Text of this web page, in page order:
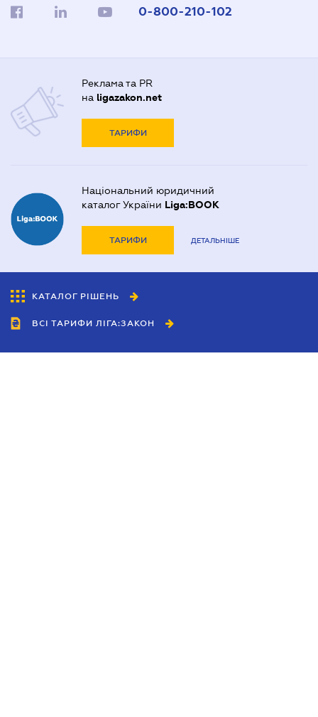
0-800-210-102
Реклама та PR
на ligazakon.net
ТАРИФИ
Національний юридичний
каталог України Liga:BOOK
ТАРИФИ ДЕТАЛЬНІШЕ
КАТАЛОГ РІШЕНЬ
ВСІ ТАРИФИ ЛІГА:ЗАКОН